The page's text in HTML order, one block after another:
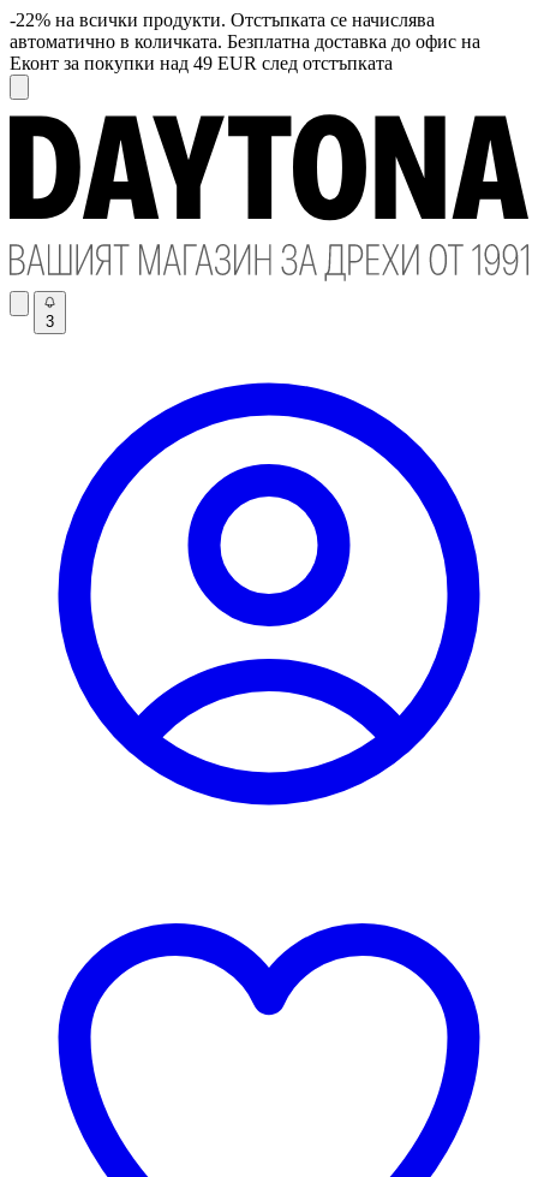
-22% на всички продукти. Отстъпката се начислява
автоматично в количката. Безплатна доставка до офис на
Еконт за покупки над 49 EUR след отстъпката
3